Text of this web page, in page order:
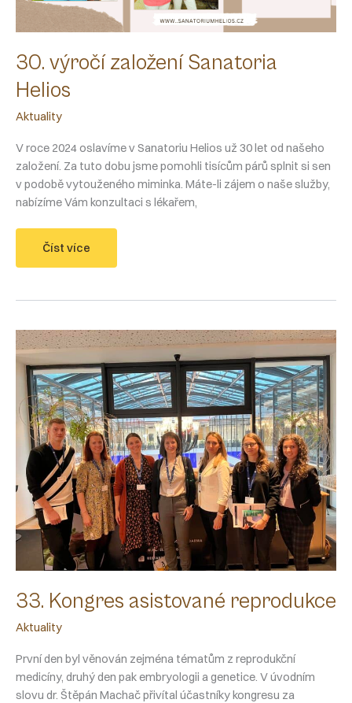
30. výročí založení Sanatoria
Helios
Aktuality
V roce 2024 oslavíme v Sanatoriu Helios už 30 let od našeho
založení. Za tuto dobu jsme pomohli tisícům párů splnit si sen
v podobě vytouženého miminka. Máte-li zájem o naše služby,
nabízíme Vám konzultaci s lékařem,
30.
založení
Číst více
33. Kongres asistované reprodukce
Aktuality
První den byl věnován zejména tématům z reprodukční
medicíny, druhý den pak embryologii a genetice. V úvodním
slovu dr. Štěpán Machač přivítal účastníky kongresu za